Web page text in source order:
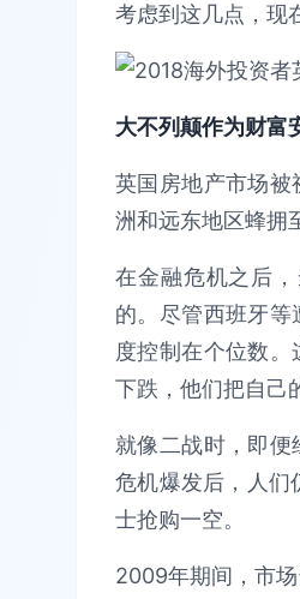
考虑到这几点，现
大不列颠作为财富
英国房地产市场被
洲和远东地区蜂拥
在金融危机之后
的。尽管西班牙
度控制在个位数
下跌，他们把自己
就像二战时，即
危机爆发后，人们
士抢购一空。
2009年期间，市